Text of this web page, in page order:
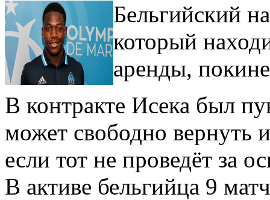
Бельгийский
который
аренды,
В контракте Исека был
может свободно вернуть
если тот не проведёт за
В активе бельгийца 9